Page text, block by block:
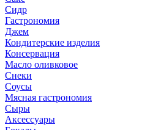
Сидр
Гастрономия
Джем
Кондитерские изделия
Консервация
Масло оливковое
Снеки
Соусы
Мясная гастрономия
Сыры
Аксессуары